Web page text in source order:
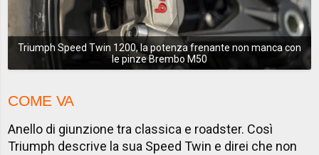
Triumph Speed Twin 1200, la potenza frenante non manca con
le pinze Brembo M50
COME VA
Anello di giunzione tra classica e roadster. Così
Triumph descrive la sua Speed Twin e direi che non